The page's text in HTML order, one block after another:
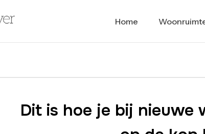
Home
Dit is hoe je bij nieuwe